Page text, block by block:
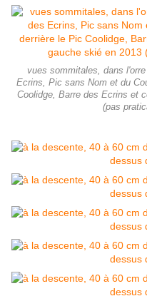
vues sommitales, dans
Ecrins, Pic sans Nom et du
Coolidge, Barre des Ecrins et
(pas